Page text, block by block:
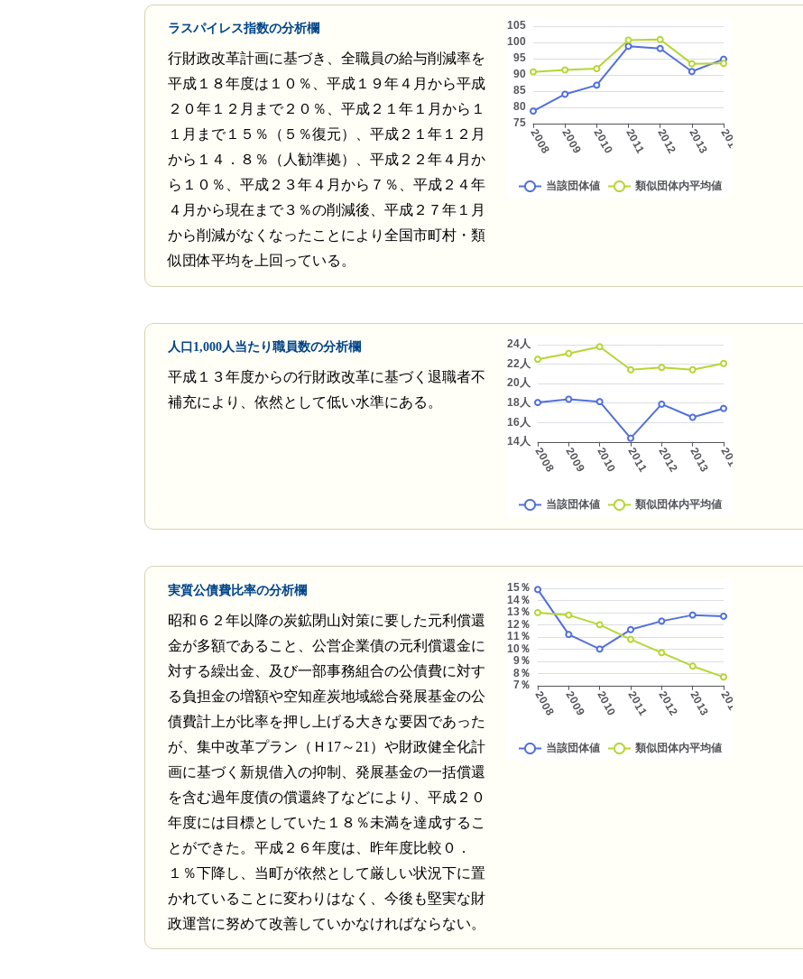
ラスパイレス指数の分析欄
行財政改革計画に基づき、全職員の給与削減率を
平成１８年度は１０％、平成１９年４月から平成
２０年１２月まで２０％、平成２１年１月から１
１月まで１５％（５％復元）、平成２１年１２月
から１４．８％（人勧準拠）、平成２２年４月か
ら１０％、平成２３年４月から７％、平成２４年
４月から現在まで３％の削減後、平成２７年１月
から削減がなくなったことにより全国市町村・類
似団体平均を上回っている。
人口1,000人当たり職員数の分析欄
平成１３年度からの行財政改革に基づく退職者不
補充により、依然として低い水準にある。
実質公債費比率の分析欄
昭和６２年以降の炭鉱閉山対策に要した元利償還
金が多額であること、公営企業債の元利償還金に
対する繰出金、及び一部事務組合の公債費に対す
る負担金の増額や空知産炭地域総合発展基金の公
債費計上が比率を押し上げる大きな要因であった
が、集中改革プラン（Ｈ17～21）や財政健全化計
画に基づく新規借入の抑制、発展基金の一括償還
を含む過年度債の償還終了などにより、平成２０
年度には目標としていた１８％未満を達成するこ
とができた。平成２６年度は、昨年度比較０．
１％下降し、当町が依然として厳しい状況下に置
かれていることに変わりはなく、今後も堅実な財
政運営に努めて改善していかなければならない。